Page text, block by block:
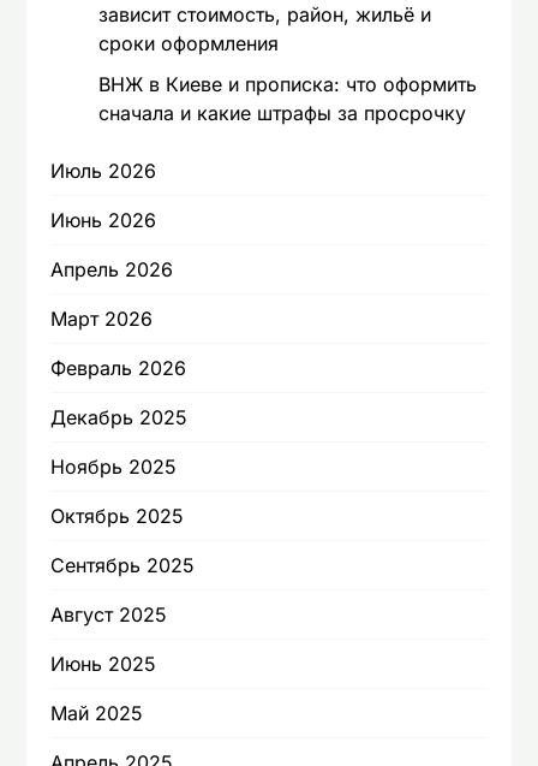
зависит стоимость, район, жильё и
сроки оформления
ВНЖ в Киеве и прописка: что оформить
сначала и какие штрафы за просрочку
Июль 2026
Июнь 2026
Апрель 2026
Март 2026
Февраль 2026
Декабрь 2025
Ноябрь 2025
Октябрь 2025
Сентябрь 2025
Август 2025
Июнь 2025
Май 2025